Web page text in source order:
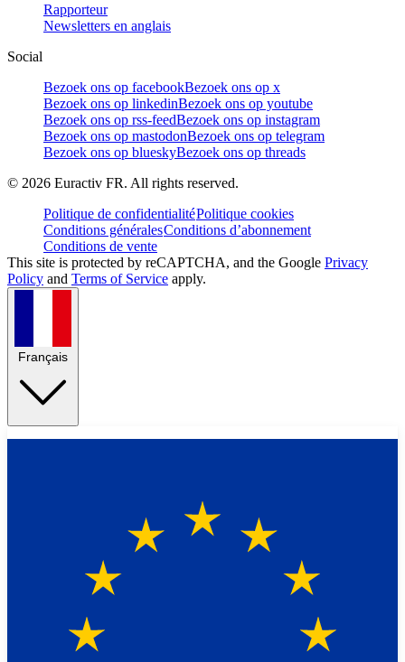
Rapporteur
Newsletters en anglais
Social
Bezoek ons op facebookBezoek ons op x
Bezoek ons op linkedinBezoek ons op youtube
Bezoek ons op rss-feedBezoek ons op instagram
Bezoek ons op mastodonBezoek ons op telegram
Bezoek ons op blueskyBezoek ons op threads
© 2026 Euractiv FR. All rights reserved.
Politique de confidentialitéPolitique cookies
Conditions généralesConditions d’abonnement
Conditions de vente
This site is protected by reCAPTCHA, and the Google Privacy
Policy and Terms of Service apply.
Français